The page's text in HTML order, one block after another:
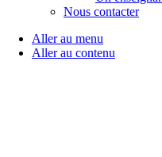
Nous contacter
Aller au menu
Aller au contenu